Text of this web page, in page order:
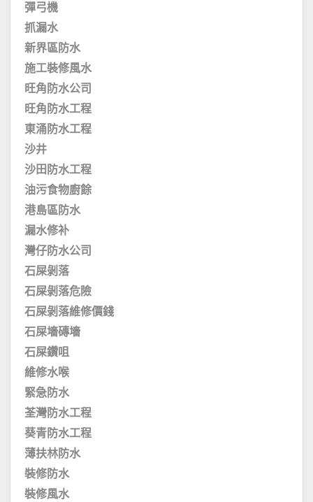
彈弓機
抓漏水
新界區防水
施工裝修風水
旺角防水公司
旺角防水工程
東涌防水工程
沙井
沙田防水工程
油污食物廚餘
港島區防水
漏水修补
灣仔防水公司
石屎剝落
石屎剝落危險
石屎剝落維修價錢
石屎墻磚墻
石屎鑽咀
維修水喉
緊急防水
荃灣防水工程
葵青防水工程
薄扶林防水
裝修防水
裝修風水